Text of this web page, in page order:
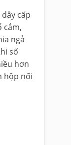
cấp
cắm,
ngả
số
hơn
hộp nối